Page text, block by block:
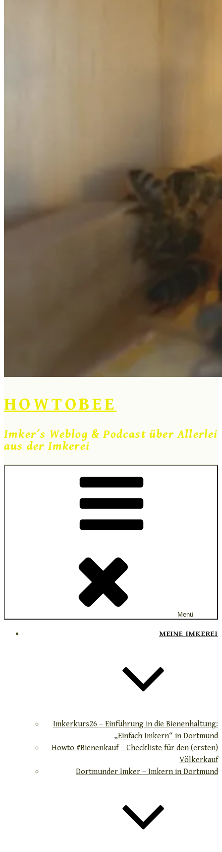
HOWTOBEE
Imker´s Weblog & Podcast über Allerlei
aus der Imkerei
Menü
MEINE IMKEREI
Imkerkurs26 – Einführung in die Bienenhaltung:
„Einfach Imkern“ in Dortmund
Howto #Bienenkauf – Checkliste für den (ersten)
Völkerkauf
Dortmunder Imker – Imkern in Dortmund